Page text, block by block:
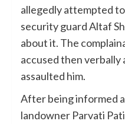
allegedly attempted
security guard Altaf
about it. The
accused then verbally
assaulted him.
After being informed
landowner Parvati